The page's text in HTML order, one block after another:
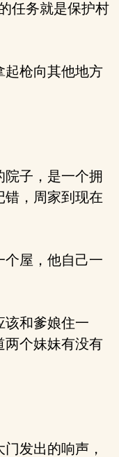
任务就是保护村
枪向其他地方
子，是一个拥
错，周家到现在
屋，他自己一
和爹娘住一
两个妹妹有没有
发出的响声，